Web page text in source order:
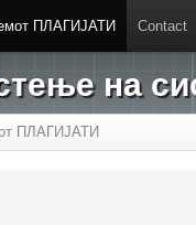
ПЛАГИЈАТИ Contact
на
ПЛАГИЈАТИ